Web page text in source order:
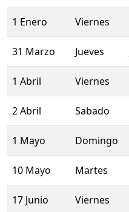
1 Enero Viernes
31 Marzo Jueves
1 Abril Viernes
2 Abril Sabado
1 Mayo Domingo
10 Mayo Martes
17 Junio Viernes